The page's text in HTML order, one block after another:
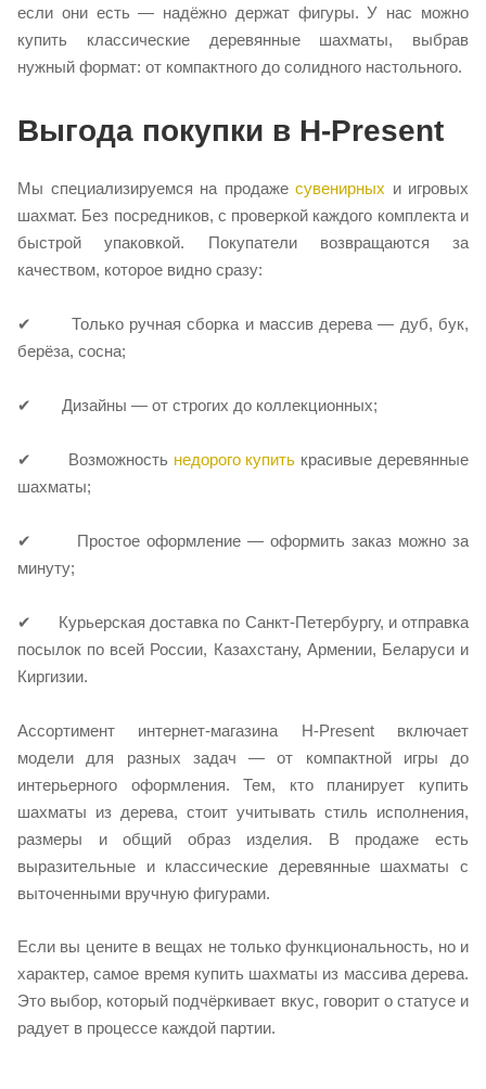
если они есть — надёжно держат фигуры. У нас можно
купить классические деревянные шахматы, выбрав
нужный формат: от компактного до солидного настольного.
Выгода покупки в H‑Present
Мы специализируемся на продаже сувенирных и игровых
шахмат. Без посредников, с проверкой каждого комплекта и
быстрой упаковкой. Покупатели возвращаются за
качеством, которое видно сразу:
✔ Только ручная сборка и массив дерева — дуб, бук,
берёза, сосна;
✔ Дизайны — от строгих до коллекционных;
✔ Возможность недорого купить красивые деревянные
шахматы;
✔ Простое оформление — оформить заказ можно за
минуту;
✔ Курьерская доставка по Санкт-Петербургу, и отправка
посылок по всей России, Казахстану, Армении, Беларуси и
Киргизии.
Ассортимент интернет-магазина H‑Present включает
модели для разных задач — от компактной игры до
интерьерного оформления. Тем, кто планирует купить
шахматы из дерева, стоит учитывать стиль исполнения,
размеры и общий образ изделия. В продаже есть
выразительные и классические деревянные шахматы с
выточенными вручную фигурами.
Если вы цените в вещах не только функциональность, но и
характер, самое время купить шахматы из массива дерева.
Это выбор, который подчёркивает вкус, говорит о статусе и
радует в процессе каждой партии.